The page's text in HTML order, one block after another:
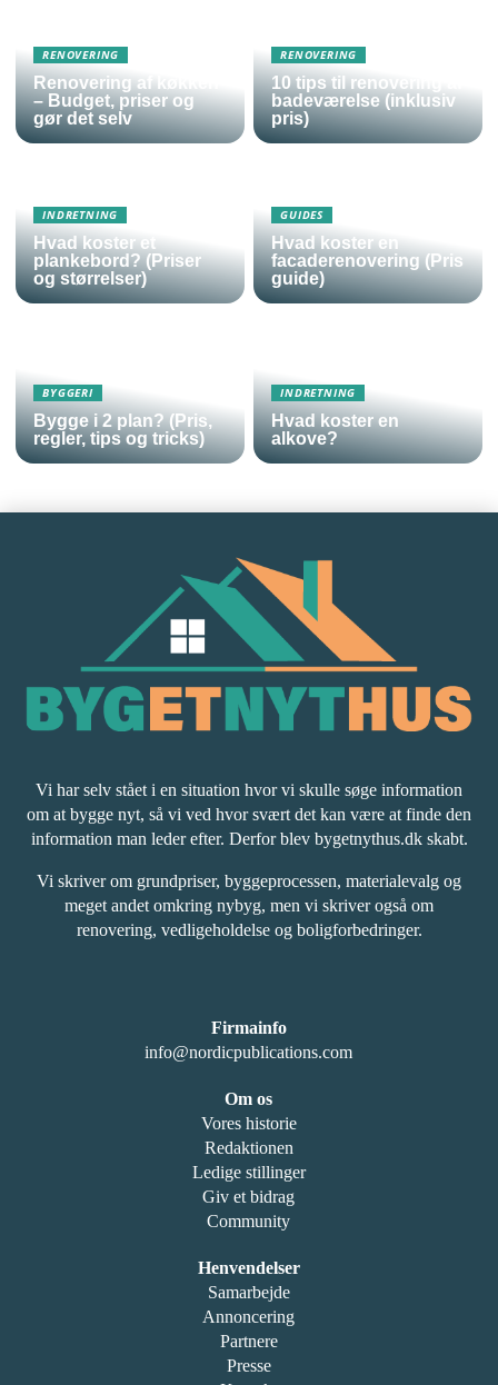
RENOVERING
Renovering af køkken
– Budget, priser og
gør det selv
RENOVERING
10 tips til renovering af
badeværelse (inklusiv
pris)
INDRETNING
Hvad koster et
plankebord? (Priser
og størrelser)
GUIDES
Hvad koster en
facaderenovering (Pris
guide)
BYGGERI
Bygge i 2 plan? (Pris,
regler, tips og tricks)
INDRETNING
Hvad koster en
alkove?
Vi har selv stået i en situation hvor vi skulle søge information
om at bygge nyt, så vi ved hvor svært det kan være at finde den
information man leder efter. Derfor blev bygetnythus.dk skabt.
Vi skriver om grundpriser, byggeprocessen, materialevalg og
meget andet omkring nybyg, men vi skriver også om
renovering, vedligeholdelse og boligforbedringer.
Firmainfo
info@nordicpublications.com
Om os
Vores historie
Redaktionen
Ledige stillinger
Giv et bidrag
Community
Henvendelser
Samarbejde
Annoncering
Partnere
Presse